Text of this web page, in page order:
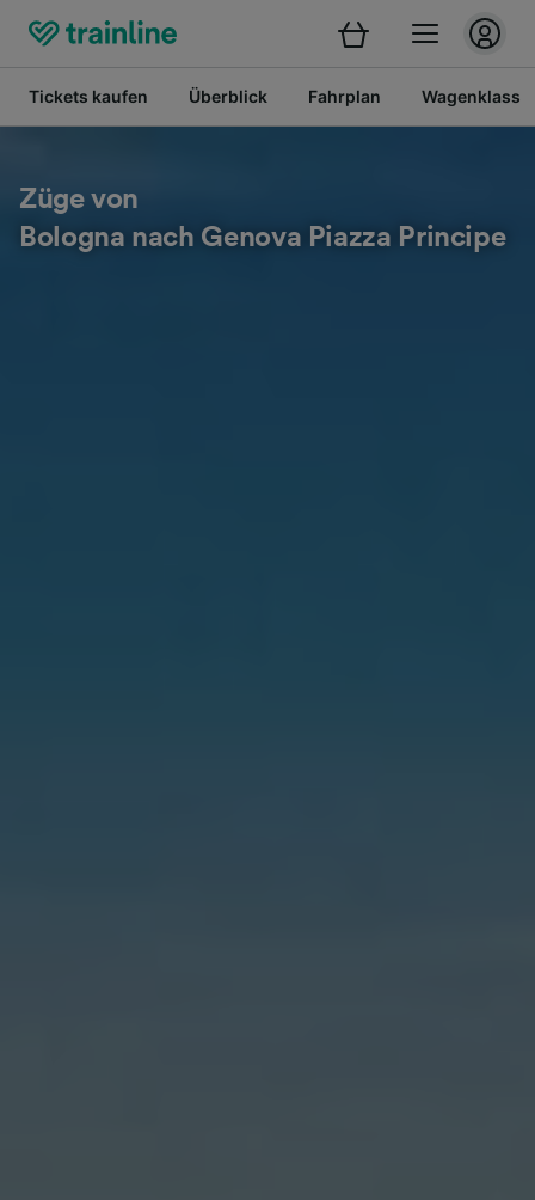
Tickets kaufen Überblick Fahrplan
Züge von
Bologna nach Genova Piazza Principe